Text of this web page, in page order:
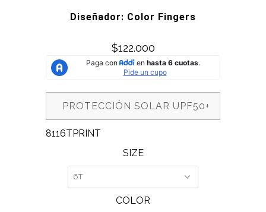
Diseñador: Color Fingers
$122.000
PROTECCIÓN SOLAR UPF50+
8116TPRINT
SIZE
COLOR